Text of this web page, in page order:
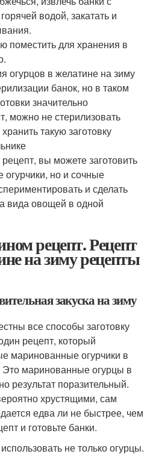
водой, закатать и
поместить для хранения в
огурцов в желатине на зиму
банок, но в таком
значительно
можно не стерилизовать
такую заготовку
вы можете заготовить
но и сочные
и сделать
вида овощей в одной
рецепт. Рецепт
на зиму рецепты
закуска на зиму
все способы заготовку
рецепт, который
маринованные огурчики в
Это маринованные огурцы в
результат поразительный.
хрустящими, сам
едва ли не быстрее, чем
и готовьте банки.
не только огурцы.